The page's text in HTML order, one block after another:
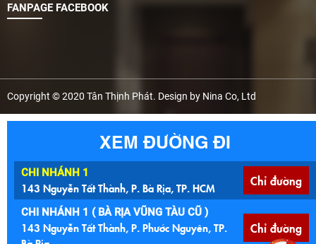
FANPAGE FACEBOOK
Copyright © 2020 Tân Thịnh Phát. Design by Nina Co, Ltd
XEM ĐƯỜNG ĐI
CHI NHÁNH 1
143 Nguyễn Tất Thành, P. Bà Rịa, TP. HCM Chỉ đường
CHI NHÁNH 1 ( BÀ RỊA VŨNG TÀU CŨ )
143 Nguyễn Tất Thành, P. Phước Nguyên, TP.
Chỉ đường